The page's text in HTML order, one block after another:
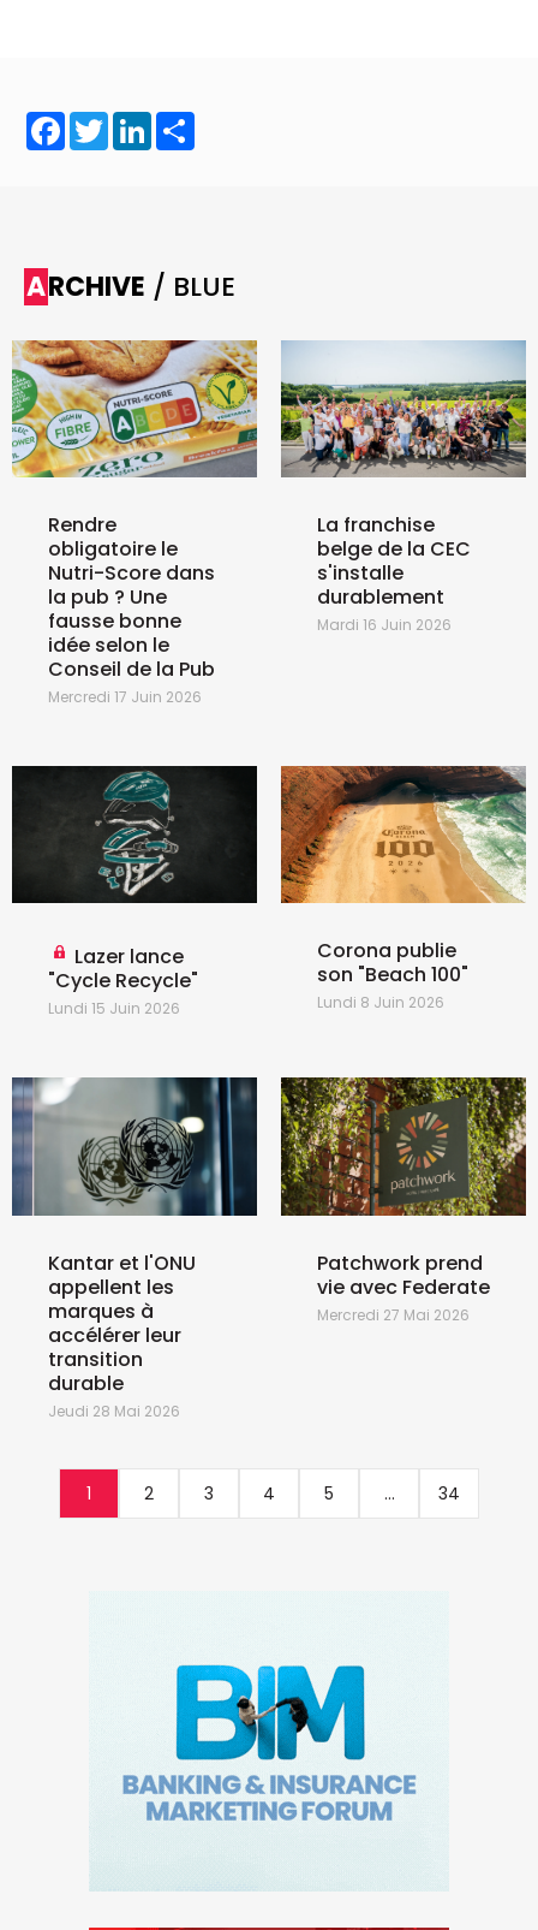
Facebook
TwitterLinkedIn
ARCHIVE / BLUE
Rendre
obligatoire le
Nutri-Score dans
la pub ? Une
fausse bonne
idée selon le
Conseil de la Pub
Mercredi 17 Juin 2026
La franchise
belge de la CEC
s'installe
durablement
Mardi 16 Juin 2026
Lazer lance
"Cycle Recycle"
Lundi 15 Juin 2026
Corona publie
son "Beach 100"
Lundi 8 Juin 2026
Kantar et l'ONU
appellent les
marques à
accélérer leur
transition
durable
Jeudi 28 Mai 2026
Patchwork prend
vie avec Federate
Mercredi 27 Mai 2026
1 2 3 4 5 ... 34